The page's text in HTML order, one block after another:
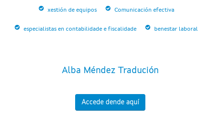
xestión de equipos Comunicación efectiva
especialistas en contabilidade e fiscalidade benestar laboral
Alba Méndez Tradución
Accede dende aquí